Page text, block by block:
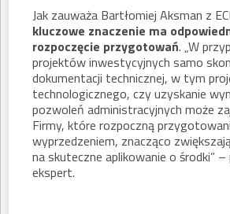
Jak zauważa Bartłomiej Aksman z
kluczowe znaczenie ma
rozpoczęcie przygotowań. „W
projektów inwestycyjnych samo
dokumentacji technicznej, w tym
technologicznego, czy uzyskanie
pozwoleń administracyjnych może
Firmy, które rozpoczną
wyprzedzeniem, znacząco
na skuteczne aplikowanie o środki” –
ekspert.